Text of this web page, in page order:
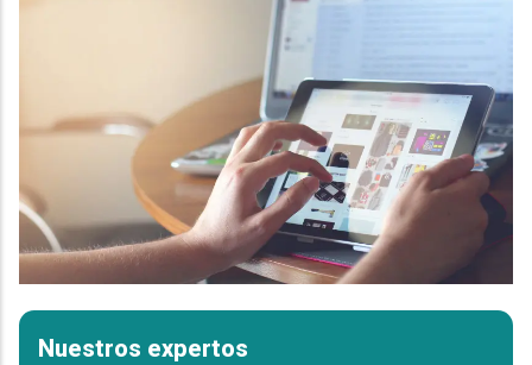
Nuestros expertos